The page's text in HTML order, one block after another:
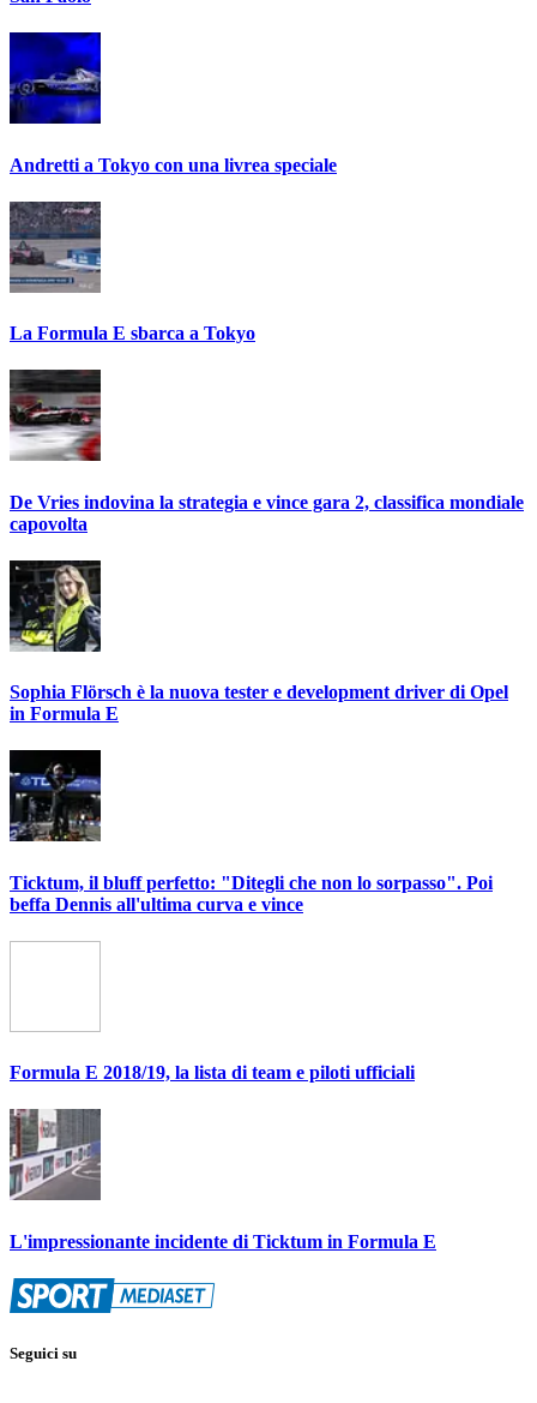
Andretti a Tokyo con una livrea speciale
La Formula E sbarca a Tokyo
De Vries indovina la strategia e vince gara 2, classifica mondiale
capovolta
Sophia Flörsch è la nuova tester e development driver di Opel
in Formula E
Ticktum, il bluff perfetto: "Ditegli che non lo sorpasso". Poi
beffa Dennis all'ultima curva e vince
Formula E 2018/19, la lista di team e piloti ufficiali
L'impressionante incidente di Ticktum in Formula E
Seguici su